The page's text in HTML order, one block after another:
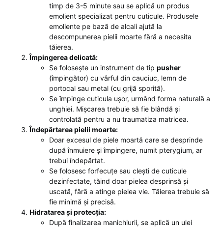
timp de 3-5 minute sau se aplică un produs
emolient specializat pentru cuticule. Produsele
emoliente pe bază de alcali ajută la
descompunerea pielii moarte fără a necesita
tăierea.
Împingerea delicată:
Se folosește un instrument de tip pusher
(împingător) cu vârful din cauciuc, lemn de
portocal sau metal (cu grijă sporită).
Se împinge cuticula ușor, urmând forma naturală a
unghiei. Mișcarea trebuie să fie blândă și
controlată pentru a nu traumatiza matricea.
Îndepărtarea pielii moarte:
Doar excesul de piele moartă care se desprinde
după înmuiere și împingere, numit pterygium, ar
trebui îndepărtat.
Se folosesc forfecuțe sau clești de cuticule
dezinfectate, tăind doar pielea desprinsă și
uscată, fără a atinge pielea vie. Tăierea trebuie să
fie minimă și precisă.
Hidratarea și protecția:
După finalizarea manichiurii, se aplică un ulei